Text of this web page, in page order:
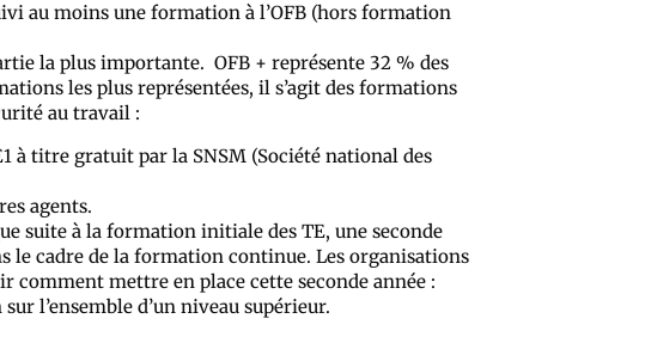
au moins une formation à l’OFB (hors formation
la plus importante. OFB + représente 32 % des
les plus représentées, il s’agit des formations
au travail :
à titre gratuit par la SNSM (Société national des
agents.
suite à la formation initiale des TE, une seconde
le cadre de la formation continue. Les organisations
comment mettre en place cette seconde année :
l’ensemble d’un niveau supérieur.